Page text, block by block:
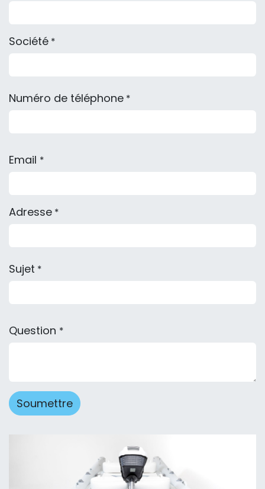
Société *
Numéro de téléphone *
Email *
Adresse *
Sujet *
Question *
Soumettre